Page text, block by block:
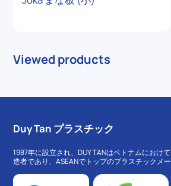
Viewed products
Duy Tan プラスチック
1987年に設立され、DUY TANはベトナムにおけ
造者であり、ASEANでトップのプラスチックメ